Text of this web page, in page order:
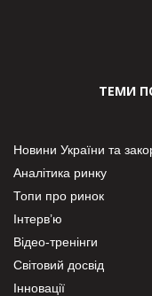
ТЕМИ
Новини України та
Аналітика ринку
Топи про ринок
Інтерв’ю
Відео-тренінги
Світовий досвід
Інновації